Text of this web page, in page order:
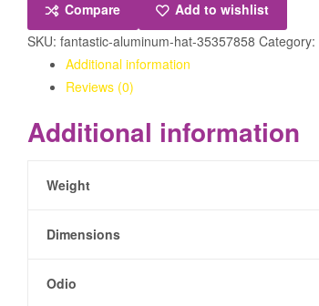
Compare
Add to wishlist
SKU: fantastic-aluminum-hat-35357858 Category:
Additional information
Reviews (0)
Additional information
Weight
Dimensions
Odio